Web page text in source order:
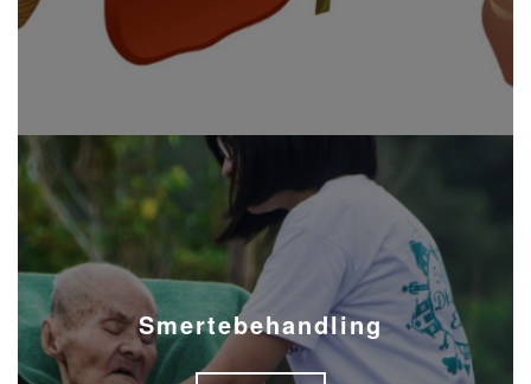
Smertebehandling